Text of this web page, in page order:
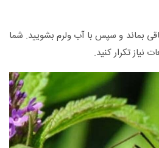
بماند و سپس با آب ولرم بشویید. شما
نیاز تکرار کنید.